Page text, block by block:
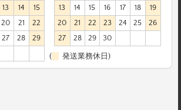
13 14
15
20 21
22
27 28
29
13
14 15 16 17 18
19
20
21 22 23 24 25
26
27
28 29 30
( 発送業務休日)